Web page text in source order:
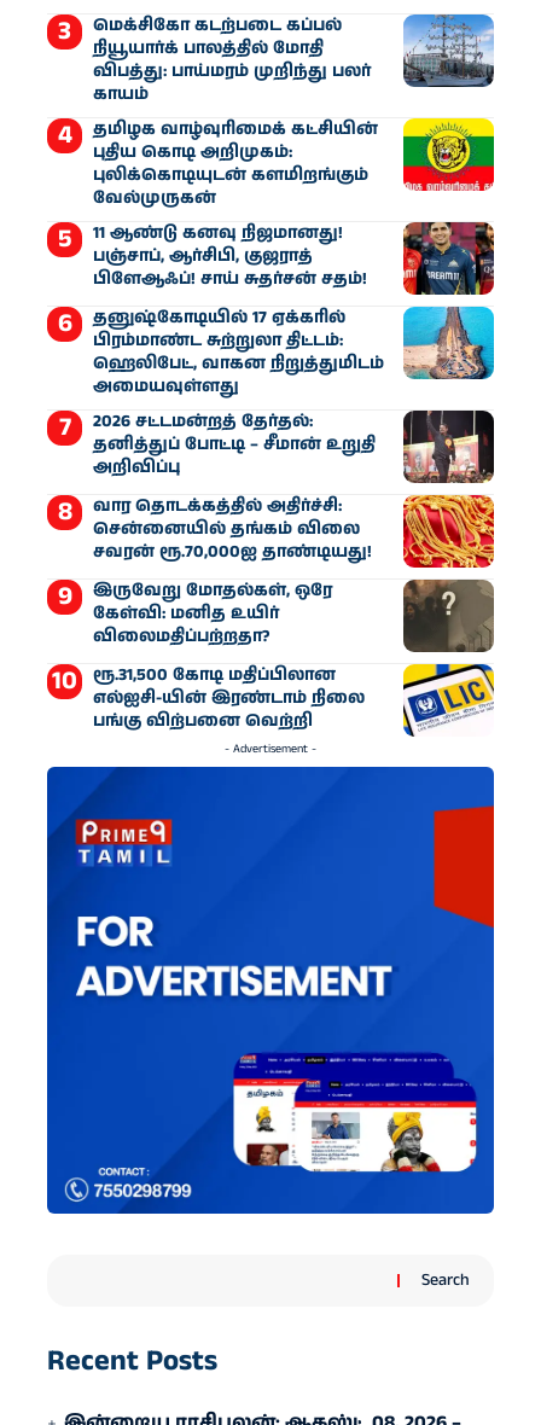
மெக்சிகோ கடற்படை கப்பல்
நியூயார்க் பாலத்தில் மோதி
விபத்து: பாய்மரம் முறிந்து பலர்
காயம்
தமிழக வாழ்வுரிமைக் கட்சியின்
புதிய கொடி அறிமுகம்:
புலிக்கொடியுடன் களமிறங்கும்
வேல்முருகன்
11 ஆண்டு கனவு நிஜமானது!
பஞ்சாப், ஆர்சிபி, குஜராத்
பிளேஆஃப்! சாய் சுதர்சன் சதம்!
தனுஷ்கோடியில் 17 ஏக்கரில்
பிரம்மாண்ட சுற்றுலா திட்டம்:
ஹெலிபேட், வாகன நிறுத்துமிடம்
அமையவுள்ளது
2026 சட்டமன்றத் தேர்தல்:
தனித்துப் போட்டி – சீமான் உறுதி
அறிவிப்பு
வார தொடக்கத்தில் அதிர்ச்சி:
சென்னையில் தங்கம் விலை
சவரன் ரூ.70,000ஐ தாண்டியது!
இருவேறு மோதல்கள், ஒரே
கேள்வி: மனித உயிர்
விலைமதிப்பற்றதா?
ரூ.31,500 கோடி மதிப்பிலான
எல்ஐசி-​யின் இரண்​டாம் நிலை
பங்கு விற்பனை வெற்றி
- Advertisement -
Search
Recent Posts